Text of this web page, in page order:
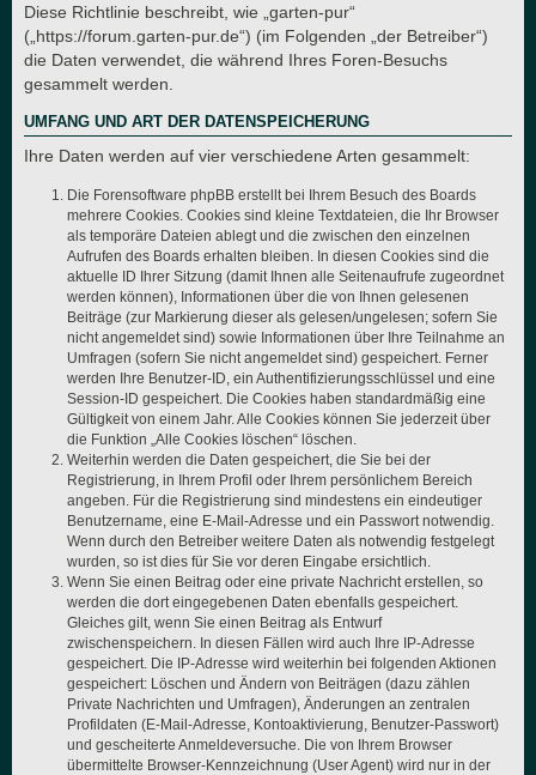
Diese Richtlinie beschreibt, wie „garten-pur“
(„https://forum.garten-pur.de“) (im Folgenden „der Betreiber“)
die Daten verwendet, die während Ihres Foren-Besuchs
gesammelt werden.
UMFANG UND ART DER DATENSPEICHERUNG
Ihre Daten werden auf vier verschiedene Arten gesammelt:
Die Forensoftware phpBB erstellt bei Ihrem Besuch des Boards
mehrere Cookies. Cookies sind kleine Textdateien, die Ihr Browser
als temporäre Dateien ablegt und die zwischen den einzelnen
Aufrufen des Boards erhalten bleiben. In diesen Cookies sind die
aktuelle ID Ihrer Sitzung (damit Ihnen alle Seitenaufrufe zugeordnet
werden können), Informationen über die von Ihnen gelesenen
Beiträge (zur Markierung dieser als gelesen/ungelesen; sofern Sie
nicht angemeldet sind) sowie Informationen über Ihre Teilnahme an
Umfragen (sofern Sie nicht angemeldet sind) gespeichert. Ferner
werden Ihre Benutzer-ID, ein Authentifizierungsschlüssel und eine
Session-ID gespeichert. Die Cookies haben standardmäßig eine
Gültigkeit von einem Jahr. Alle Cookies können Sie jederzeit über
die Funktion „Alle Cookies löschen“ löschen.
Weiterhin werden die Daten gespeichert, die Sie bei der
Registrierung, in Ihrem Profil oder Ihrem persönlichem Bereich
angeben. Für die Registrierung sind mindestens ein eindeutiger
Benutzername, eine E-Mail-Adresse und ein Passwort notwendig.
Wenn durch den Betreiber weitere Daten als notwendig festgelegt
wurden, so ist dies für Sie vor deren Eingabe ersichtlich.
Wenn Sie einen Beitrag oder eine private Nachricht erstellen, so
werden die dort eingegebenen Daten ebenfalls gespeichert.
Gleiches gilt, wenn Sie einen Beitrag als Entwurf
zwischenspeichern. In diesen Fällen wird auch Ihre IP-Adresse
gespeichert. Die IP-Adresse wird weiterhin bei folgenden Aktionen
gespeichert: Löschen und Ändern von Beiträgen (dazu zählen
Private Nachrichten und Umfragen), Änderungen an zentralen
Profildaten (E-Mail-Adresse, Kontoaktivierung, Benutzer-Passwort)
und gescheiterte Anmeldeversuche. Die von Ihrem Browser
übermittelte Browser-Kennzeichnung (User Agent) wird nur in der